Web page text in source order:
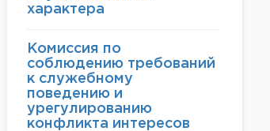
характера
Комиссия по
соблюдению требований
к служебному
поведению и
урегулированию
конфликта интересов